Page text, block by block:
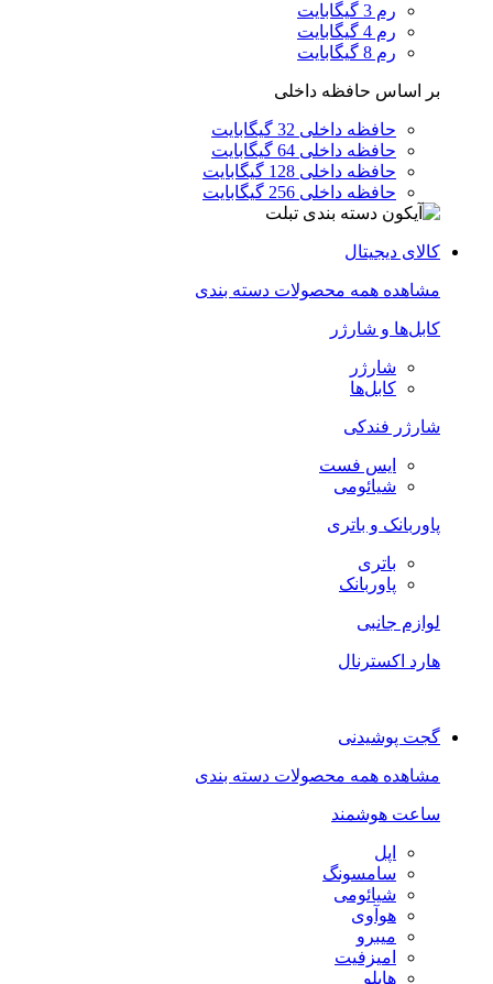
رم 3 گیگابایت
رم 4 گیگابایت
رم 8 گیگابایت
بر اساس حافظه داخلی
حافظه داخلی 32 گیگابایت
حافظه داخلی 64 گیگابایت
حافظه داخلی 128 گیگابایت
حافظه داخلی 256 گیگابایت
کالای دیجیتال
مشاهده همه محصولات دسته بندی
کابل‌ها و شارژر
شارژر
کابل‌ها
شارژر فندکی
ایس فست
شیائومی
پاوربانک و باتری
باتری
پاوربانک
لوازم جانبی
هارد اکسترنال
گجت پوشیدنی
مشاهده همه محصولات دسته بندی
ساعت هوشمند
اپل
سامسونگ
شیائومی
هوآوی
میبرو
امیزفیت
هایلو